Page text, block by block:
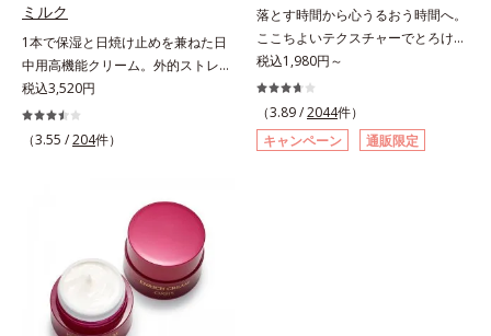
ルビス サンスクリーン®内ウォータ
ープルーフ効果として*2 サッカロ
ミセス/ハトムギ種子発酵液配合＝
保湿成分*3 保湿成分*4 乾燥など*5
カニナバラ果実エキス配合＝保湿成
分*6 加水分解コラーゲン配合＝保
つの感触の両立に成功。ごわつく年
齢肌を柔肌に整え、未体験の肌感触
を叶えます。*1 保湿*2 年齢に応じ
たお手入れ *3 D.N.A.＝Daily New
Approach*4 HSP含有酵母エキス＝
保湿成分
ミルク
1本で保湿と日焼け止めを兼ねた日
中用高機能クリーム。外的ストレス
(*5)から肌を徹底ガード。諦めかけ
ていたハリ不足、うるおい低下に先
端科学ケア(*1)でアプローチするエ
D.N.A.(*3) ヒビスエキスとHSP（ヒ
ートショックプロテイン）(*4)の合
わせ技で、目元、フェイスラインな
ど、年齢を重ねるにつれハリ不足、
うるおい低下を感じやすい部位に働
きかけ、ハリ感のある肌へ導きま
税込3,520円
（3.55 /204件）
落とす時間から心うるおう時間へ。
ここちよいテクスチャーでとろける
クレンジング。“落とすだけ”の時間
から、かけがえのないリラックスタ
イムへ―。忙しい日々を送る現代女
性にとって、クレンジングは“落と
すだけ”の作業になりがち。オルビ
税込1,980円～
（3.89 /2044件）
キャンペーン
通販限定